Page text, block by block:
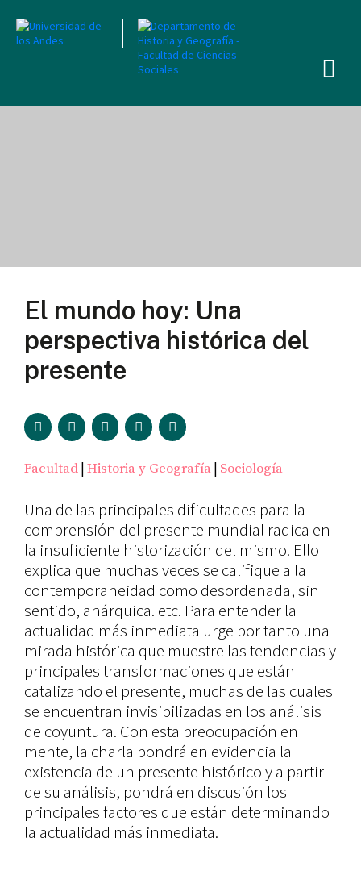
El mundo hoy: Una
perspectiva histórica del
presente
Facultad|Historia y Geografía| Sociología
Una de las principales dificultades para la
comprensión del presente mundial radica en
la insuficiente historización del mismo. Ello
explica que muchas veces se califique a la
contemporaneidad como desordenada, sin
sentido, anárquica. etc. Para entender la
actualidad más inmediata urge por tanto una
mirada histórica que muestre las tendencias y
principales transformaciones que están
catalizando el presente, muchas de las cuales
se encuentran invisibilizadas en los análisis
de coyuntura. Con esta preocupación en
mente, la charla pondrá en evidencia la
existencia de un presente histórico y a partir
de su análisis, pondrá en discusión los
principales factores que están determinando
la actualidad más inmediata.